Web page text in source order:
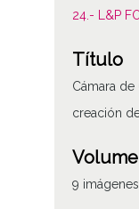
24.- L&P
Título
Cámara
creación
9 imágenes